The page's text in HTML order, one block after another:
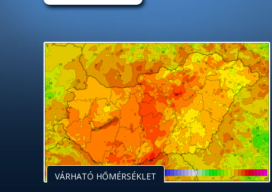
VÁRHATÓ HŐMÉRSÉKLET